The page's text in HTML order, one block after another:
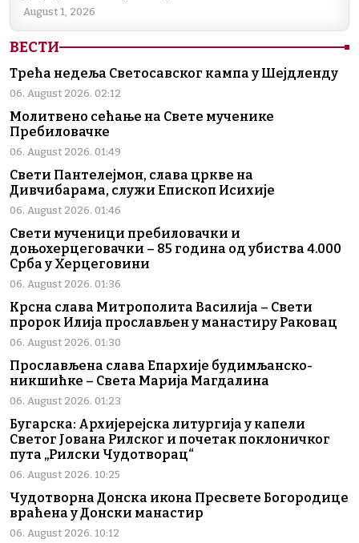
August 1, 2026
ВЕСТИ
Трећа недеља Светосавског кампа у Шејдленду
06. August 2026. 02:12
Молитвено сећање на Свете мученике
Пребиловачке
06. August 2026. 01:49
Свети Пантелејмон, слава цркве на
Дивчибарама, служи Епископ Исихије
06. August 2026. 01:46
Свети мученици пребиловачки и
доњохерцеговачки – 85 година од убиства 4.000
Срба у Херцеговини
06. August 2026. 01:36
Крсна слава Митрополита Василија – Свети
пророк Илија прослављен у манастиру Раковац
06. August 2026. 01:30
Прослављена слава Епархије будимљанско-
никшићке – Света Марија Магдалина
06. August 2026. 01:23
Бугарска: Архијерејска литургија у капели
Светог Јована Рилског и почетак поклоничког
пута „Рилски Чудотворац“
06. August 2026. 10:25
Чудотворна Донска икона Пресвете Богородице
враћена у Донски манастир
06. August 2026. 10:12